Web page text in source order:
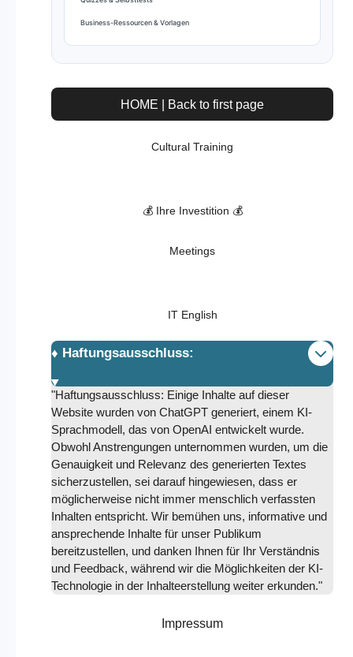
Business-Ressourcen & Vorlagen
HOME | Back to first page
Cultural Training
💰 Ihre Investition 💰
Meetings
IT English
♦️ Haftungsausschluss:
"Haftungsausschluss: Einige Inhalte auf dieser
Website wurden von ChatGPT generiert, einem KI-
Sprachmodell, das von OpenAI entwickelt wurde.
Obwohl Anstrengungen unternommen wurden, um die
Genauigkeit und Relevanz des generierten Textes
sicherzustellen, sei darauf hingewiesen, dass er
möglicherweise nicht immer menschlich verfassten
Inhalten entspricht. Wir bemühen uns, informative und
ansprechende Inhalte für unser Publikum
bereitzustellen, und danken Ihnen für Ihr Verständnis
und Feedback, während wir die Möglichkeiten der KI-
Technologie in der Inhalteerstellung weiter erkunden."
Impressum